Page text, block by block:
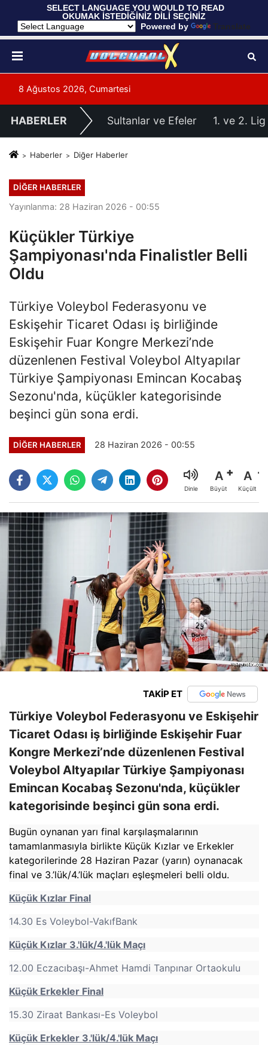
SELECT LANGUAGE YOU WOULD TO READ
OKUMAK İSTEDİĞİNİZ DİLİ SEÇİNİZ
Powered by
Translate
8 Ağustos 2026, Cumartesi
HABERLER Sultanlar ve Efeler 1. ve 2. Lig
Haberler Diğer Haberler
DIĞER HABERLER
Yayınlanma: 28 Haziran 2026 - 00:55
Küçükler Türkiye
Şampiyonası'nda Finalistler Belli
Oldu
Türkiye Voleybol Federasyonu ve
Eskişehir Ticaret Odası iş birliğinde
Eskişehir Fuar Kongre Merkezi’nde
düzenlenen Festival Voleybol Altyapılar
Türkiye Şampiyonası Emincan Kocabaş
Sezonu'nda, küçükler kategorisinde
beşinci gün sona erdi.
DIĞER HABERLER 28 Haziran 2026 - 00:55
Dinle
A
Büyüt
A
Küçült
TAKİP ET
Türkiye Voleybol Federasyonu ve Eskişehir
Ticaret Odası iş birliğinde Eskişehir Fuar
Kongre Merkezi’nde düzenlenen Festival
Voleybol Altyapılar Türkiye Şampiyonası
Emincan Kocabaş Sezonu'nda, küçükler
kategorisinde beşinci gün sona erdi.
Bugün oynanan yarı final karşılaşmalarının
tamamlanmasıyla birlikte Küçük Kızlar ve Erkekler
kategorilerinde 28 Haziran Pazar (yarın) oynanacak
final ve 3.’lük/4.’lük maçları eşleşmeleri belli oldu.
Küçük Kızlar Final
14.30 Es Voleybol-VakıfBank
Küçük Kızlar 3.'lük/4.'lük Maçı
12.00 Eczacıbaşı-Ahmet Hamdi Tanpınar Ortaokulu
Küçük Erkekler Final
15.30 Ziraat Bankası-Es Voleybol
Küçük Erkekler 3.'lük/4.'lük Maçı